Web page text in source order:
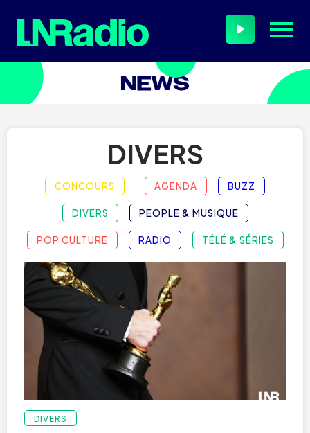
DIVERS
CONCOURS AGENDA BUZZ
DIVERS PEOPLE & MUSIQUE
POP CULTURE RADIO TÉLÉ & SÉRIES
DIVERS